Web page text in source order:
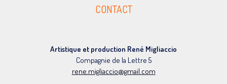
CONTACT
Artistique et production René Migliaccio
Compagnie de la Lettre 5
rene.migliaccio@gmail.com